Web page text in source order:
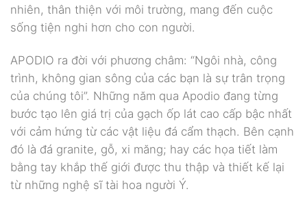
nhiên, thân thiện với môi trường, mang đến cuộc
sống tiện nghi hơn cho con người.
APODIO ra đời với phương châm: “Ngôi nhà, công
trình, không gian sông của các bạn là sự trân trọng
của chúng tôi”. Những năm qua Apodio đang từng
bước tạo lên giá trị của gạch ốp lát cao cấp bậc nhất
với cảm hứng từ các vật liệu đá cẩm thạch. Bên cạnh
đó là đá granite, gỗ, xi măng; hay các họa tiết làm
bằng tay khắp thế giới được thu thập và thiết kế lại
từ những nghệ sĩ tài hoa người Ý.